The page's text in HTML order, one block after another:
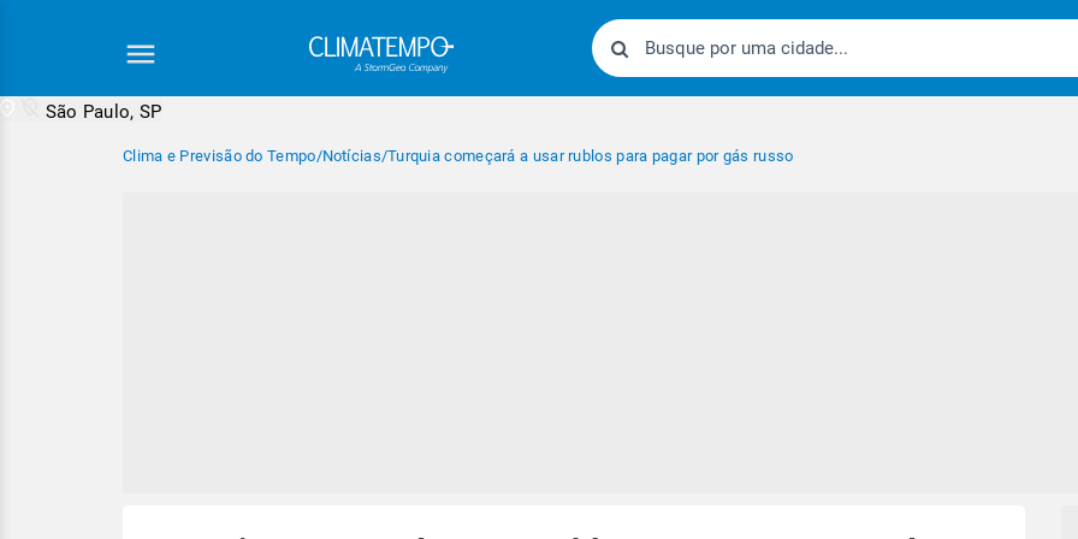
São Paulo, SP
Clima e Previsão do Tempo/Notícias/Turquia começará a usar rublos para pagar por gás russo